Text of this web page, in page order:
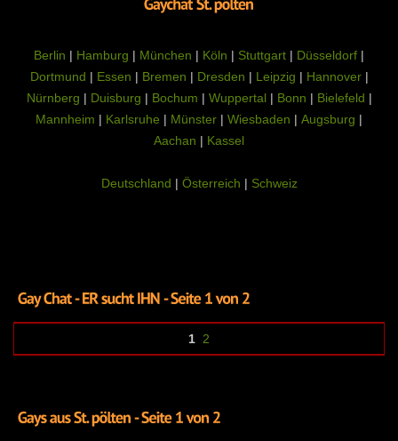
Berlin | Hamburg | München | Köln | Stuttgart | Düsseldorf |
Dortmund | Essen | Bremen | Dresden | Leipzig | Hannover|
Nürnberg | Duisburg | Bochum | Wuppertal | Bonn | Bielefeld |
Mannheim | Karlsruhe | Münster | Wiesbaden | Augsburg |
Aachan | Kassel
Deutschland | Österreich | Schweiz
1 2